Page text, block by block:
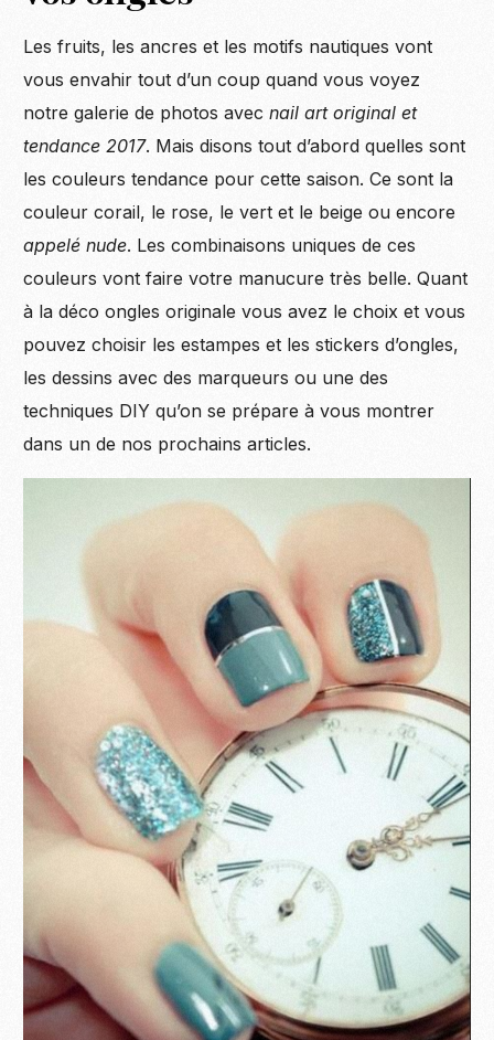
Les fruits, les ancres et les motifs nautiques vont
vous envahir tout d’un coup quand vous voyez
notre galerie de photos avecnail art original et
tendance 2017. Mais disons tout d’abord quelles sont
les couleurs tendance pour cette saison. Ce sont la
couleur corail, le rose, le vert et le beige ou encore
appelé nude. Les combinaisons uniques de ces
couleurs vont faire votre manucure très belle. Quant
à la déco ongles originale vous avez le choix et vous
pouvez choisir les estampes et les stickers d’ongles,
les dessins avec des marqueurs ou une des
techniques DIY qu’on se prépare à vous montrer
dans un de nos prochains articles.